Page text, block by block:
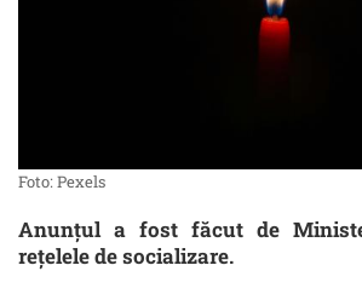
Foto: Pexels
Anunțul a fost făcut de
rețelele de socializare.